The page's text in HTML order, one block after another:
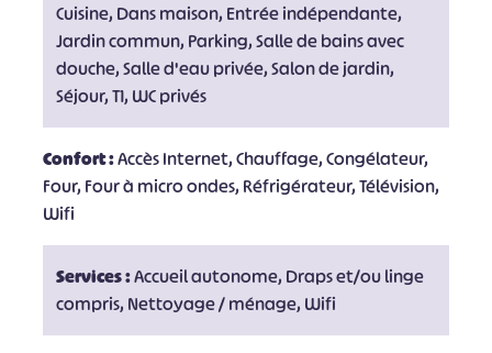
Cuisine, Dans maison, Entrée indépendante,
Jardin commun, Parking, Salle de bains avec
douche, Salle d'eau privée, Salon de jardin,
Séjour, T1, WC privés
Confort :Accès Internet, Chauffage, Congélateur,
Four, Four à micro ondes, Réfrigérateur, Télévision,
Wifi
Services :Accueil autonome, Draps et/ou linge
compris, Nettoyage / ménage, Wifi